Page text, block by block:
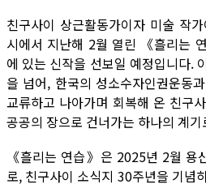
친구사이 상근활동가이자 미술 작
시에서 지난해 2월 열린 《흘리는
에 있는 신작을 선보일 예정입니다.
을 넘어, 한국의 성소수자인권운동
교류하고 나아가며 회복해 온 친구
공공의 장으로 건너가는 하나의 계
《흘리는 연습》은 2025년 2월 용
로, 친구사이 소식지 30주년을 기념